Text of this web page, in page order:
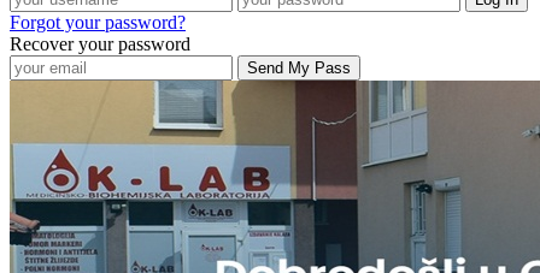
Forgot your password?
Recover your password